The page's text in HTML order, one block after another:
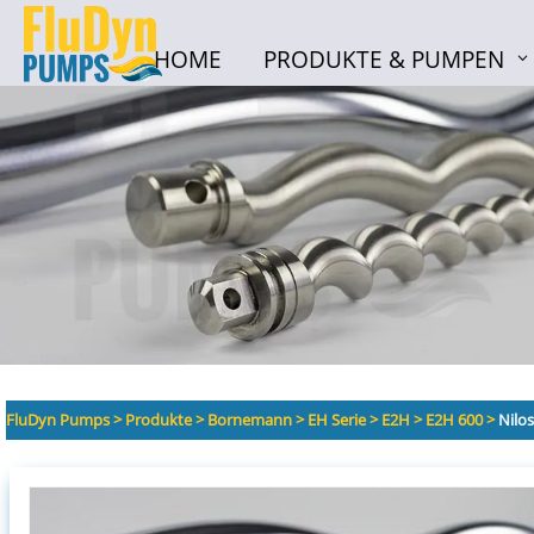
HOME PRODUKTE & PUMPEN
HOME PRODUKTE & PUMPEN
FluDyn Pumps>Produkte>Bornemann>EH Serie>E2H >E2H 600>